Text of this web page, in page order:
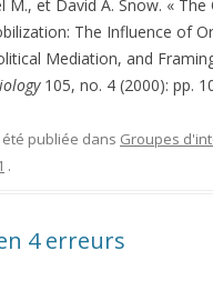
M., et David A. Snow. «
The Influence of
Mediation, and
105, no. 4 (2000): pp.
publiée dans Groupes
.
4 erreurs